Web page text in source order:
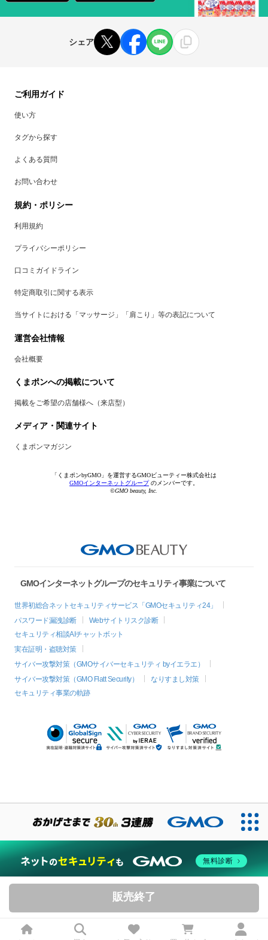
販売終了
シェア
ご利用ガイド
使い方
タグから探す
よくある質問
お問い合わせ
規約・ポリシー
利用規約
プライバシーポリシー
口コミガイドライン
特定商取引に関する表示
当サイトにおける「マッサージ」「肩こり」等の表記について
運営会社情報
会社概要
くまポンへの掲載について
掲載をご希望の店舗様へ（来店型）
メディア・関連サイト
くまポンマガジン
「くまポンbyGMO」を運営するGMOビューティー株式会社は
GMOインターネットグループのメンバーです。
©GMO beauty, Inc.
GMOインターネットグループのセキュリティ事業について
世界初総合ネットセキュリティサービス「GMOセキュリティ24」
パスワード漏洩診断
Webサイトリスク診断
セキュリティ相談AIチャットボット
実在証明・盗聴対策
サイバー攻撃対策（GMOサイバーセキュリティ byイエラエ）
サイバー攻撃対策（GMO Flatt Security）
なりすまし対策
セキュリティ事業の軌跡
無料診断